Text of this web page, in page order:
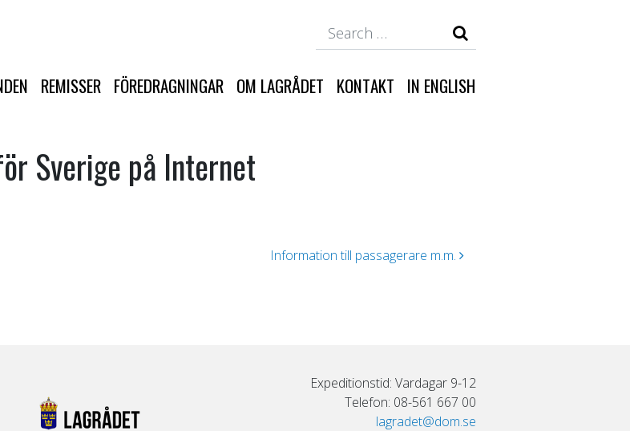
REMISSER FÖREDRAGNINGAR OM LAGRÅDET KONTAKT IN ENGLISH
Sverige på Internet
Information till passagerare m.m.
Expeditionstid: Vardagar 9-12
Telefon: 08-561 667 00
lagradet@dom.se